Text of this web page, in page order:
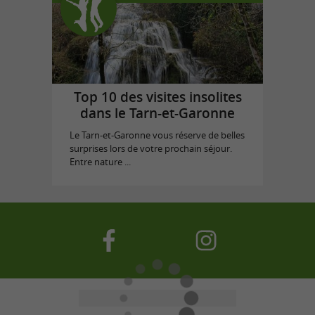
Top 10 des visites insolites
dans le Tarn-et-Garonne
Le Tarn-et-Garonne vous réserve de belles
surprises lors de votre prochain séjour.
Entre nature ...